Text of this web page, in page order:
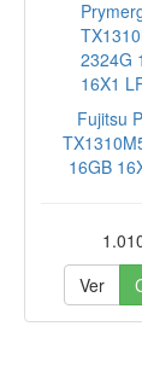
Fujitsu
16GB
Ver